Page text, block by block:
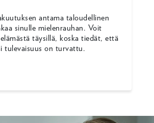
antama taloudellinen
sinulle mielenrauhan. Voit
täysillä, koska tiedät, että
tulevaisuus on turvattu.